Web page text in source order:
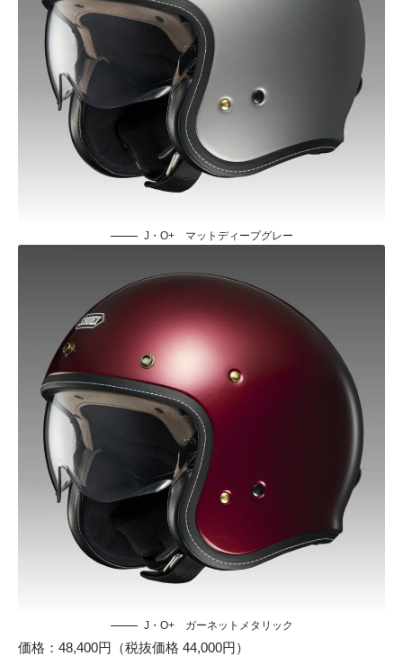
J・O+ マットディープグレー
J・O+ ガーネットメタリック
価格：48,400円（税抜価格 44,000円）